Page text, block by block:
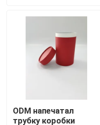
Напечатанная
Коробки розничной
Изготовленные на
ODM напечатал
трубку коробки